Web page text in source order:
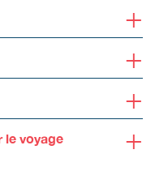
+
+
+
le voyage +